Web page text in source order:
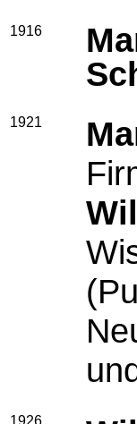
1916
1921
1926